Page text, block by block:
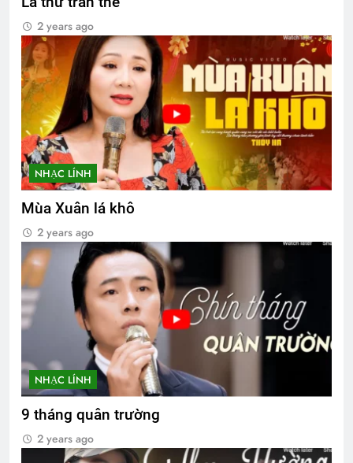
2 years ago
NHẠC LÍNH
Mùa Xuân lá khô
2 years ago
NHẠC LÍNH
9 tháng quân trường
2 years ago